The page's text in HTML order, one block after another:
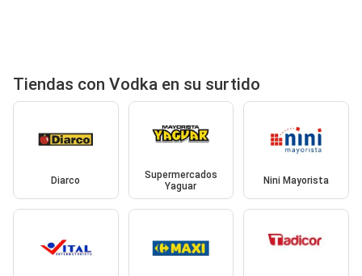
Tiendas con Vodka en su surtido
Diarco
Supermercados
Yaguar
Nini Mayorista